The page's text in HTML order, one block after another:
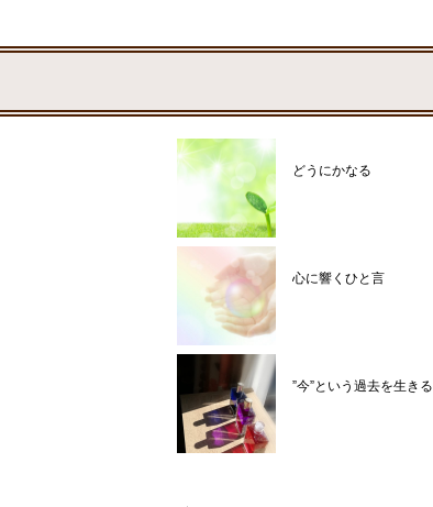
どうにかなる
心に響くひと言
”今”という過去を生きる